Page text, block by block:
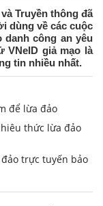
Truyền thông đã
dùng về các cuộc
danh công an yêu
VNeID giả mạo là
tin nhiều nhất.
để lừa đảo
thức lừa đảo
trực tuyến bảo